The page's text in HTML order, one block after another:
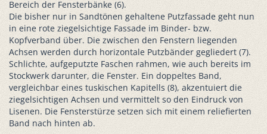
Bereich der Fensterbänke (6).
Die bisher nur in Sandtönen gehaltene Putzfassade geht nun
in eine rote ziegelsichtige Fassade im Binder- bzw.
Kopfverband über. Die zwischen den Fenstern liegenden
Achsen werden durch horizontale Putzbänder gegliedert (7).
Schlichte, aufgeputzte Faschen rahmen, wie auch bereits im
Stockwerk darunter, die Fenster. Ein doppeltes Band,
vergleichbar eines tuskischen Kapitells (8), akzentuiert die
ziegelsichtigen Achsen und vermittelt so den Eindruck von
Lisenen. Die Fensterstürze setzen sich mit einem reliefierten
Band nach hinten ab.